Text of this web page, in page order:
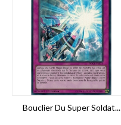
Bouclier Du Super Soldat...